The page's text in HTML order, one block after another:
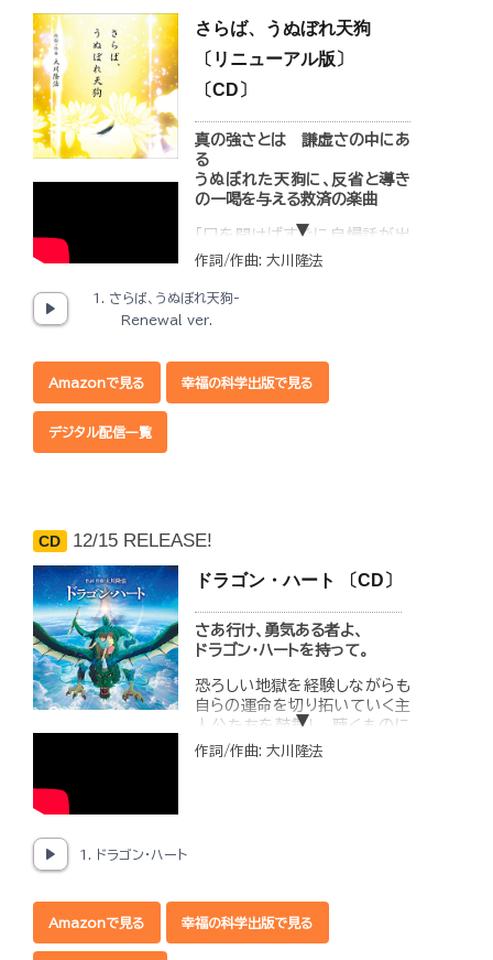
1. さらば、うぬぼれ天狗-
Renewal ver.
さらば、うぬぼれ天狗
〔リニューアル版〕
〔CD〕
真の強さとは 謙虚さの中にあ
る
うぬぼれた天狗に、反省と導き
の一喝を与える救済の楽曲
「口を開けばすぐに自慢話が出
てくる」「ライバルに勝つためな
でいつも他人を見下している」
等…思い当たる節がある方は、
ん。
人間は死んだ後も、あの世に還
り、死後、「地獄」で反省を求めら
れることにもなりかねません。
あなたの周りの方、そしてあな
た自身も、自らの「心」のあり方
を振り返り、正していくために、
ぜひお聴きいただきたい一曲で
す。
◆収録内容
1. さらば、うぬぼれ天狗-
Renewal ver. (歌 Ayano)
2. さらば、うぬぼれ天狗-
れる世界の存在。利己
心が強く、自己実現や
急速な成功を好む。
作詞/作曲: 大川隆法
Amazonで見る 幸福の科学出版で見る
デジタル配信一覧
CD 12/15 RELEASE!
1. ドラゴン・ハート
ドラゴン・ハート 〔CD〕
さあ行け、勇気ある者よ、
ドラゴン・ハートを持って。
恐ろしい地獄を経験しながらも
自らの運命を切り拓いていく主
人公たちを鼓舞し、聴くものに
未知の世界に飛び込む勇気を与
◆収録内容
1.ドラゴン・ハート(歌 恍多)
2.ドラゴン・ハート
作詞/作曲: 大川隆法
Amazonで見る 幸福の科学出版で見る